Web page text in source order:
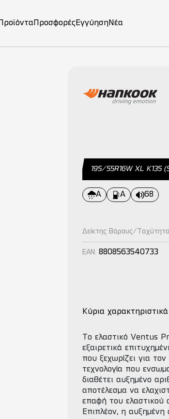
Προϊόντα Προσφορές Εγγύηση Νέα
195/55R16W XL Κ135
A Α 68
Δείκτης Βάρους/
EAN: 8808563540733
Κύρια χαρακτηριστικά
Το ελαστικό Ventus
εξαιρετικά
που ξεχωρίζει για
τεχνολογία που
διαθέτει αυξημένο
αποτέλεσμα να
επαφή του ελαστικού
Επιπλέον, η